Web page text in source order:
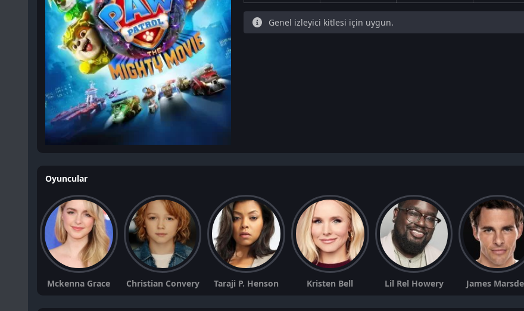
Genel izleyici kitlesi için uygun.
Oyuncular
Mckenna Grace Christian Convery Taraji P. Henson Kristen Bell Lil Rel Howery James